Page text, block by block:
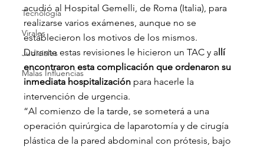
Tecnología
Virales
Judiciales
Malas Influencias
acudió al Hospital Gemelli, de Roma (Italia), para
realizarse varios exámenes, aunque no se
establecieron los motivos de los mismos.
Durante estas revisiones le hicieron un TAC y allí
encontraron esta complicación que ordenaron su
inmediata hospitalización para hacerle la
intervención de urgencia.
“Al comienzo de la tarde, se someterá a una
operación quirúrgica de laparotomía y de cirugía
plástica de la pared abdominal con prótesis, bajo